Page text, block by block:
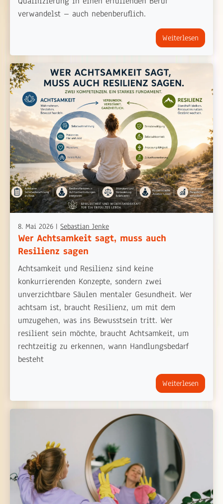
verwandelst – auch nebenberuflich.
Weiterlesen
8. Mai 2026 | Sebastian Jenke
Wer Achtsamkeit sagt, muss auch
Resilienz sagen
Achtsamkeit und Resilienz sind keine
konkurrierenden Konzepte, sondern zwei
unverzichtbare Säulen mentaler Gesundheit. Wer
achtsam ist, braucht Resilienz, um mit dem
umzugehen, was ins Bewusstsein tritt. Wer
resilient sein möchte, braucht Achtsamkeit, um
rechtzeitig zu erkennen, wann Handlungsbedarf
besteht
Weiterlesen